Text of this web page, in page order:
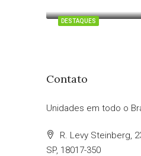
DESTAQUES
Contato
Unidades em todo o
R. Levy Steinberg,
SP, 18017-350